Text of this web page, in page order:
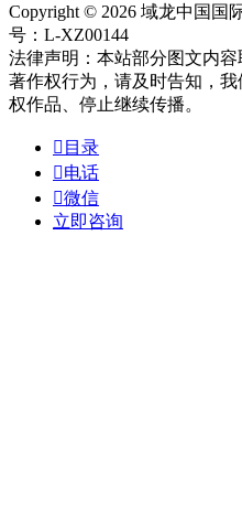
Copyright © 2026 域龙中国国
号：L-XZ00144
法律声明：本站部分图文内
著作权行为，请及时告知，
权作品、停止继续传播。
 目录
电话
微信
立即咨询